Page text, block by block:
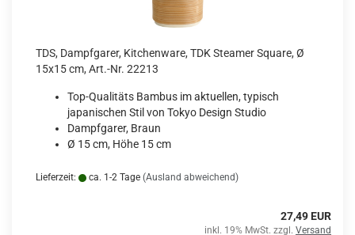
TDS, Dampfgarer, Kitchenware, TDK Steamer Square, Ø
15x15 cm, Art.-Nr. 22213
Top-Qualitäts Bambus im aktuellen, typisch
japanischen Stil von Tokyo Design Studio
Dampfgarer, Braun
Ø 15 cm, Höhe 15 cm
Lieferzeit: ca. 1-2 Tage (Ausland abweichend)
27,49 EUR
inkl. 19% MwSt. zzgl. Versand